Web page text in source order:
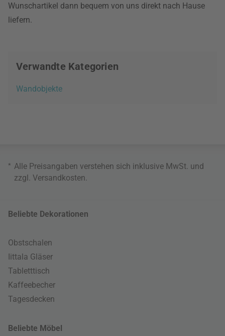
Wunschartikel dann bequem von uns direkt nach Hause
liefern.
Verwandte Kategorien
Wandobjekte
* Alle Preisangaben verstehen sich inklusive MwSt. und
zzgl. Versandkosten.
Beliebte Dekorationen
Obstschalen
Iittala Gläser
Tabletttisch
Kaffeebecher
Tagesdecken
Beliebte Möbel